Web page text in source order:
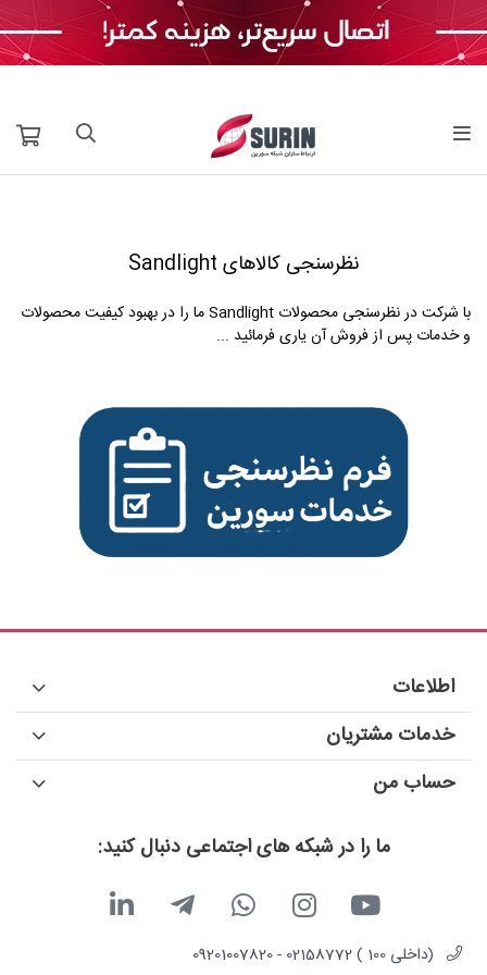
نظرسنجی کالاهای Sandlight
با شرکت در نظرسنجی محصولات Sandlight ما را در بهبود کیفیت محصولات
و خدمات پس از فروش آن یاری فرمائید ...
ما را در شبکه های اجتماعی دنبال کنید:
(داخلی 100 ) 02158772 - 09201007820
اطلاعات
خدمات مشتریان
حساب من